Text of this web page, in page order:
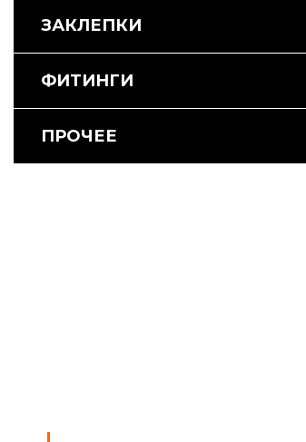
ЗАКЛЕПКИ
ФИТИНГИ
ПРОЧЕЕ